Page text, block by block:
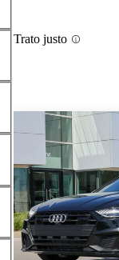
Trato justo